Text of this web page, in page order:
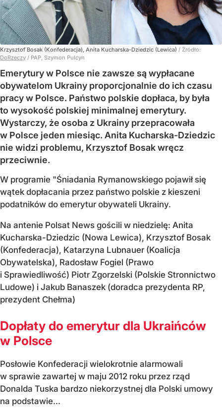
Krzysztof Bosak (Konfederacja), Anita Kucharska-Dziedzic (Lewica) / Źródło:
DoRzeczy / PAP, Szymon Pulcyn
Emerytury w Polsce nie zawsze są wypłacane
obywatelom Ukrainy proporcjonalnie do ich czasu
pracy w Polsce. Państwo polskie dopłaca, by była
to wysokość polskiej minimalnej emerytury.
Wystarczy, że osoba z Ukrainy przepracowała
w Polsce jeden miesiąc. Anita Kucharska-Dziedzic
nie widzi problemu, Krzysztof Bosak wręcz
przeciwnie.
W programie "Śniadania Rymanowskiego pojawił się
wątek dopłacania przez państwo polskie z kieszeni
podatników do emerytur obywateli Ukrainy.
Na antenie Polsat News gościli w niedzielę: Anita
Kucharska-Dziedzic (Nowa Lewica), Krzysztof Bosak
(Konfederacja), Katarzyna Lubnauer (Koalicja
Obywatelska), Radosław Fogiel (Prawo
i Sprawiedliwość) Piotr Zgorzelski (Polskie Stronnictwo
Ludowe) i Jakub Banaszek (doradca prezydenta RP,
prezydent Chełma)
Dopłaty do emerytur dla Ukraińców
w Polsce
Posłowie Konfederacji wielokrotnie alarmowali
w sprawie zawartej w maju 2012 roku przez rząd
Donalda Tuska bardzo niekorzystnej dla Polski umowy
na podstawie...